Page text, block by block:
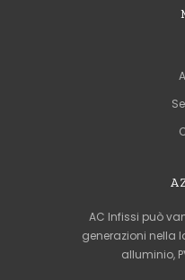
AC Infissi può
generazioni nella
alluminio,